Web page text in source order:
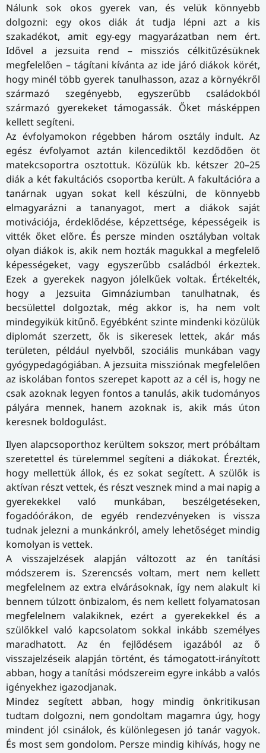
Nálunk sok okos gyerek van, és velük könnyebb
dolgozni: egy okos diák át tudja lépni azt a kis
szakadékot, amit egy-egy magyarázatban nem ért.
Idővel a jezsuita rend – missziós célkitűzésüknek
megfelelően – tágítani kívánta az ide járó diákok körét,
hogy minél több gyerek tanulhasson, azaz a környékről
származó szegényebb, egyszerűbb családokból
származó gyerekeket támogassák. Őket másképpen
kellett segíteni.
Az évfolyamokon régebben három osztály indult. Az
egész évfolyamot aztán kilencediktől kezdődően öt
matekcsoportra osztottuk. Közülük kb. kétszer 20–25
diák a két fakultációs csoportba került. A fakultációra a
tanárnak ugyan sokat kell készülni, de könnyebb
elmagyarázni a tananyagot, mert a diákok saját
motivációja, érdeklődése, képzettsége, képességeik is
vitték őket előre. És persze minden osztályban voltak
olyan diákok is, akik nem hozták magukkal a megfelelő
képességeket, vagy egyszerűbb családból érkeztek.
Ezek a gyerekek nagyon jólelkűek voltak. Értékelték,
hogy a Jezsuita Gimnáziumban tanulhatnak, és
becsülettel dolgoztak, még akkor is, ha nem volt
mindegyikük kitűnő. Egyébként szinte mindenki közülük
diplomát szerzett, ők is sikeresek lettek, akár más
területen, például nyelvből, szociális munkában vagy
gyógypedagógiában. A jezsuita missziónak megfelelően
az iskolában fontos szerepet kapott az a cél is, hogy ne
csak azoknak legyen fontos a tanulás, akik tudományos
pályára mennek, hanem azoknak is, akik más úton
keresnek boldogulást.
Ilyen alapcsoporthoz kerültem sokszor, mert próbáltam
szeretettel és türelemmel segíteni a diákokat. Érezték,
hogy mellettük állok, és ez sokat segített. A szülők is
aktívan részt vettek, és részt vesznek mind a mai napig a
gyerekekkel való munkában, beszélgetéseken,
fogadóórákon, de egyéb rendezvényeken is vissza
tudnak jelezni a munkánkról, amely lehetőséget mindig
komolyan is vettek.
A visszajelzések alapján változott az én tanítási
módszerem is. Szerencsés voltam, mert nem kellett
megfelelnem az extra elvárásoknak, így nem alakult ki
bennem túlzott önbizalom, és nem kellett folyamatosan
megfelelnem valakiknek, ezért a gyerekekkel és a
szülőkkel való kapcsolatom sokkal inkább személyes
maradhatott. Az én fejlődésem igazából az ő
visszajelzéseik alapján történt, és támogatott-irányított
abban, hogy a tanítási módszereim egyre inkább a valós
igényekhez igazodjanak.
Mindez segített abban, hogy mindig önkritikusan
tudtam dolgozni, nem gondoltam magamra úgy, hogy
mindent jól csinálok, és különlegesen jó tanár vagyok.
És most sem gondolom. Persze mindig kihívás, hogy ne